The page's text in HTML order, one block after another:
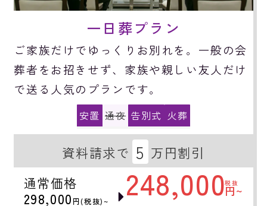
一日葬プラン
ご家族だけでゆっくりお別れを。一般の会
葬者をお招きせず、家族や親しい友人だけ
で送る人気のプランです。
安置 通夜 告別式 火葬
資料請求で 5 万円割引
通常価格
298,000 円(税抜)~ 248,000税抜
円~